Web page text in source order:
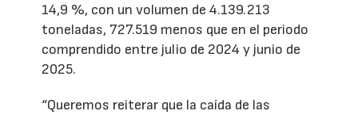
14,9 %, con un volumen de 4.139.213
toneladas, 727.519 menos que en el periodo
comprendido entre julio de 2024 y junio de
2025.
“Queremos reiterar que la caída de las